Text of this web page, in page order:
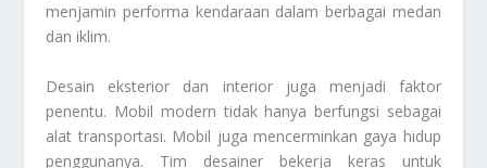
menjamin performa kendaraan dalam berbagai medan
dan iklim.
Desain eksterior dan interior juga menjadi faktor
penentu. Mobil modern tidak hanya berfungsi sebagai
alat transportasi. Mobil juga mencerminkan gaya hidup
penggunanya. Tim desainer bekerja keras untuk